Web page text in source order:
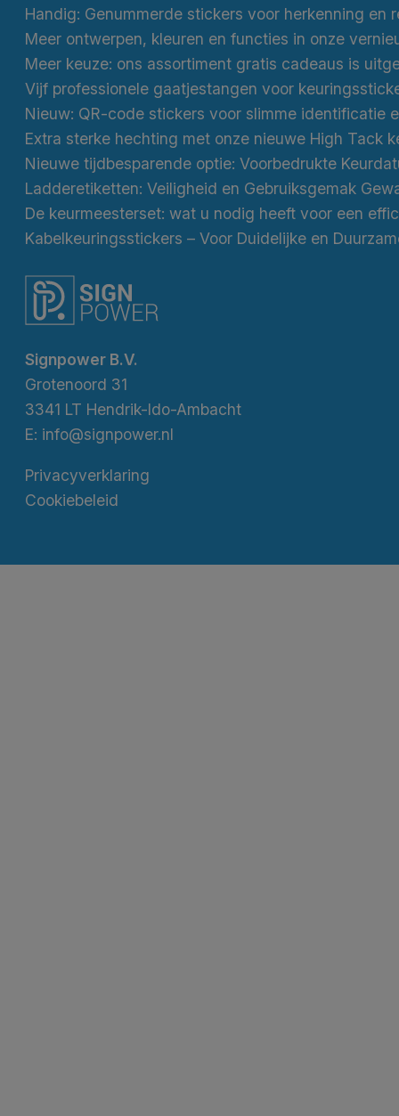
Meer keuze: ons assortiment gratis cadeaus is
Vijf professionele gaatjestangen voor
Nieuwe tijdbesparende optie: Voorbedrukte
Ladderetiketten: Veiligheid en Gebruiksgemak
Signpower B.V.
Grotenoord 31
3341 LT Hendrik-Ido-Ambacht
E: info@signpower.nl
Privacyverklaring
Cookiebeleid